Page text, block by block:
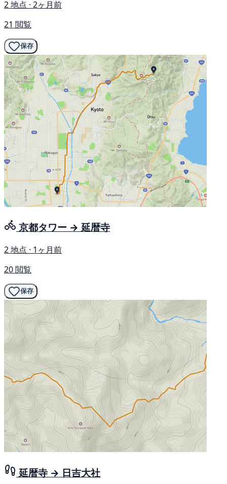
2 地点 · 2ヶ月前
21 閲覧
保存
京都タワー → 延暦寺
2 地点 · 1ヶ月前
20 閲覧
保存
延暦寺 → 日吉大社